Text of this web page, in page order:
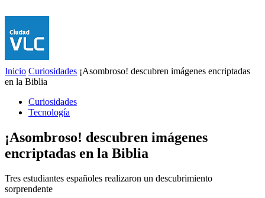
Inicio Curiosidades ¡Asombroso! descubren imágenes encriptadas
en la Biblia
Curiosidades
Tecnología
¡Asombroso! descubren imágenes
encriptadas en la Biblia
Tres estudiantes españoles realizaron un descubrimiento
sorprendente